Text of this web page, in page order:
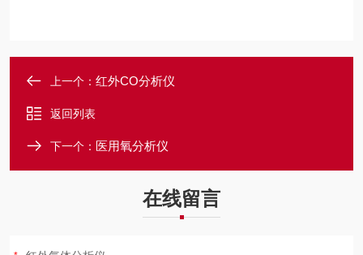
上一个： 红外CO分析仪
返回列表
下一个： 医用氧分析仪
在线留言